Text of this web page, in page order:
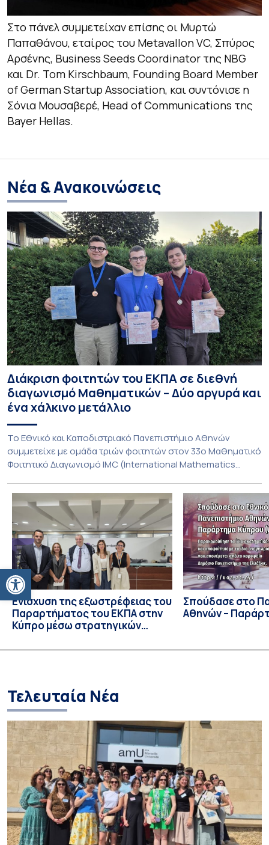
Ανοίξτε τη γραμμή εργαλείων
Στο πάνελ συμμετείχαν επίσης οι Μυρτώ
Παπαθάνου, εταίρος του Metavallon VC, Σπύρος
Αρσένης, Business Seeds Coordinator της NBG
και Dr. Tom Kirschbaum, Founding Board Member
of German Startup Association, και συντόνισε η
Σόνια Μουσαβερέ, Head of Communications της
Bayer Hellas.
Νέα & Ανακοινώσεις
Διάκριση φοιτητών του ΕΚΠΑ σε διεθνή
διαγωνισμό Μαθηματικών – Δύο αργυρά και
ένα χάλκινο μετάλλιο
To Εθνικό και Καποδιστριακό Πανεπιστήμιο Αθηνών
συμμετείχε με ομάδα τριών φοιτητών στον 33ο Μαθηματικό
Φοιτητικό Διαγωνισμό IMC (International Mathematics
Ιουλίου στο Blagoevgrad της Βουλγαρίας. Σε αυτόν
συμμετείχαν 447 φοιτητές εκπροσωπώντας 135
πανεπιστήμια από 46 χώρες. Από την Ελλάδα, συμμετείχαν
επίσης το Εθνικό Μετσόβιο Πολυτεχνείο, το Αριστοτέλειο
Πανεπιστήμιο […]
Ενίσχυση της εξωστρέφειας του
Παραρτήματος του ΕΚΠΑ στην
Κύπρο μέσω στρατηγικών
Σπούδασε στο
Αθηνών –
Τελευταία Νέα